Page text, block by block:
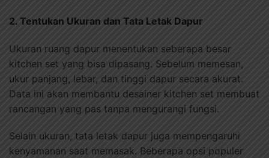
2. Tentukan Ukuran dan Tata Letak Dapur
Ukuran ruang dapur menentukan seberapa besar
kitchen set yang bisa dipasang. Sebelum memesan,
ukur panjang, lebar, dan tinggi dapur secara akurat.
Data ini akan membantu desainer kitchen set membuat
rancangan yang pas tanpa mengurangi fungsi.
Selain ukuran, tata letak dapur juga mempengaruhi
kenyamanan saat memasak. Beberapa opsi populer